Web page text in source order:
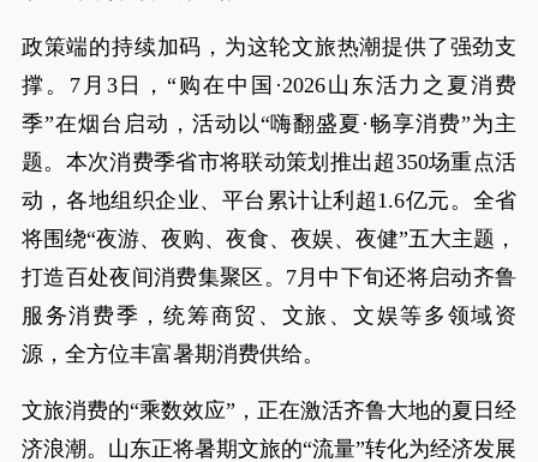
政策端的持续加码，为这轮文旅热潮提供了强劲支
撑。7月3日，“购在中国·2026山东活力之夏消费
季”在烟台启动，活动以“嗨翻盛夏·畅享消费”为主
题。本次消费季省市将联动策划推出超350场重点活
动，各地组织企业、平台累计让利超1.6亿元。全省
将围绕“夜游、夜购、夜食、夜娱、夜健”五大主题，
打造百处夜间消费集聚区。7月中下旬还将启动齐鲁
服务消费季，统筹商贸、文旅、文娱等多领域资
源，全方位丰富暑期消费供给。
文旅消费的“乘数效应”，正在激活齐鲁大地的夏日经
济浪潮。山东正将暑期文旅的“流量”转化为经济发展